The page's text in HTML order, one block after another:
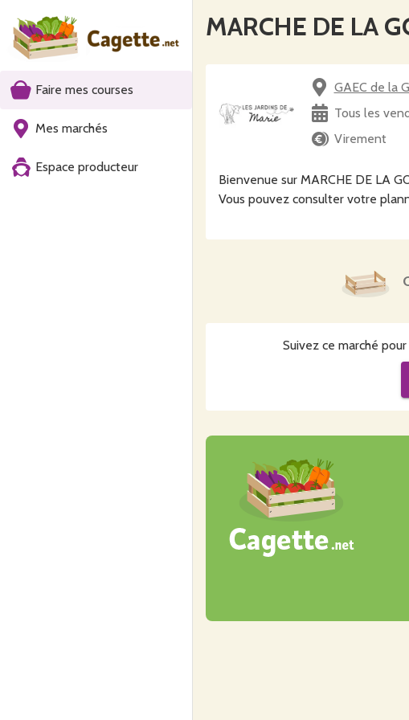
Faire mes courses
Mes marchés
Espace producteur
MARCHE DE LA
GAEC de la
Tous les
Virement
Bienvenue sur MARCHE DE LA
Vous pouvez consulter votre
Suivez ce marché